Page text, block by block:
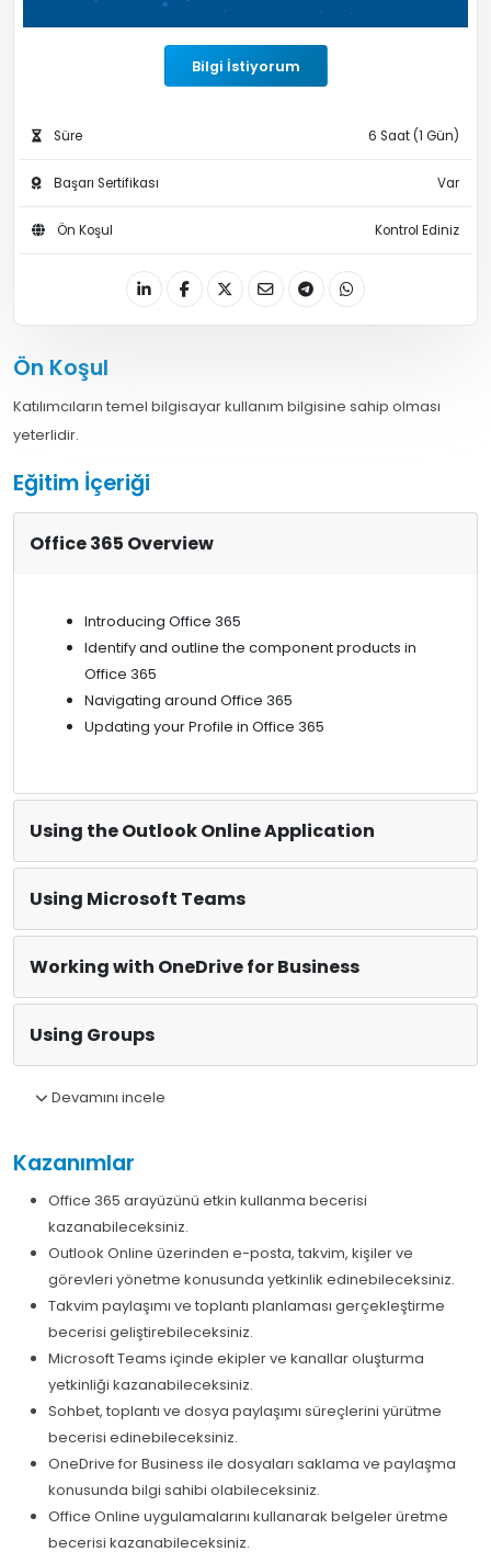
Bilgi İstiyorum
Süre 6 Saat (1 Gün)
Başarı Sertifikası Var
Ön Koşul Kontrol Ediniz
Ön Koşul
Katılımcıların temel bilgisayar kullanım bilgisine sahip olması
yeterlidir.
Eğitim İçeriği
Office 365 Overview
Introducing Office 365
Identify and outline the component products in
Office 365
Navigating around Office 365
Updating your Profile in Office 365
Using the Outlook Online Application
Using Microsoft Teams
Working with OneDrive for Business
Using Groups
Devamını incele
Kazanımlar
Office 365 arayüzünü etkin kullanma becerisi
kazanabileceksiniz.
Outlook Online üzerinden e-posta, takvim, kişiler ve
görevleri yönetme konusunda yetkinlik edinebileceksiniz.
Takvim paylaşımı ve toplantı planlaması gerçekleştirme
becerisi geliştirebileceksiniz.
Microsoft Teams içinde ekipler ve kanallar oluşturma
yetkinliği kazanabileceksiniz.
Sohbet, toplantı ve dosya paylaşımı süreçlerini yürütme
becerisi edinebileceksiniz.
OneDrive for Business ile dosyaları saklama ve paylaşma
konusunda bilgi sahibi olabileceksiniz.
Office Online uygulamalarını kullanarak belgeler üretme
becerisi kazanabileceksiniz.